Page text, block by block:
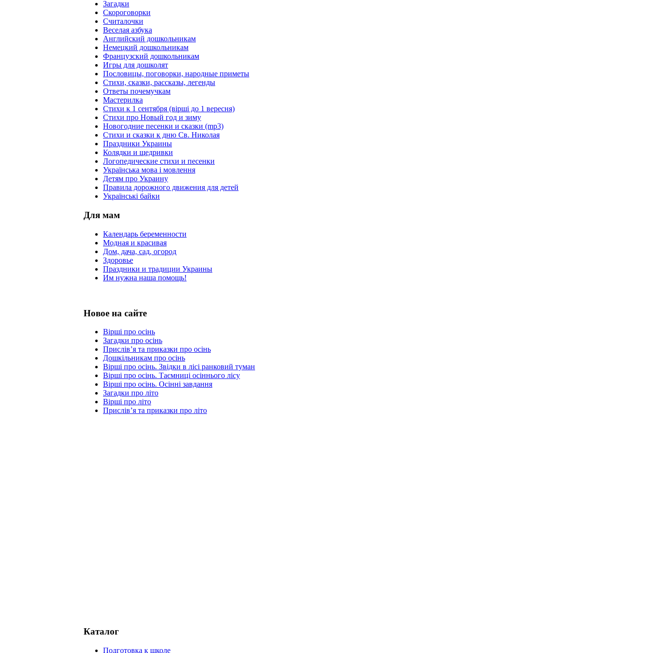
Загадки
Скороговорки
Считалочки
Веселая азбука
Английский дошкольникам
Немецкий дошкольникам
Французский дошкольникам
Игры для дошколят
Пословицы, поговорки, народные приметы
Стихи, сказки, рассказы, легенды
Ответы почемучкам
Мастерилка
Стихи к 1 сентября (вірші до 1 вересня)
Стихи про Новый год и зиму
Новогодние песенки и сказки (mp3)
Стихи и сказки к дню Св. Николая
Праздники Украины
Колядки и щедривки
Логопедические стихи и песенки
Українська мова і мовлення
Детям про Украину
Правила дорожного движения для детей
Українські байки
Для мам
Календарь беременности
Модная и красивая
Дом, дача, сад, огород
Здоровье
Праздники и традиции Украины
Им нужна наша помощь!
Новое на сайте
Вірші про осінь
Загадки про осінь
Прислів’я та приказки про осінь
Дошкільникам про осінь
Вірші про осінь. Звідки в лісі ранковий туман
Вірші про осінь. Таємниці осіннього лісу
Вірші про осінь. Осінні завдання
Загадки про літо
Вірші про літо
Прислів’я та приказки про літо
Каталог
Подготовка к школе